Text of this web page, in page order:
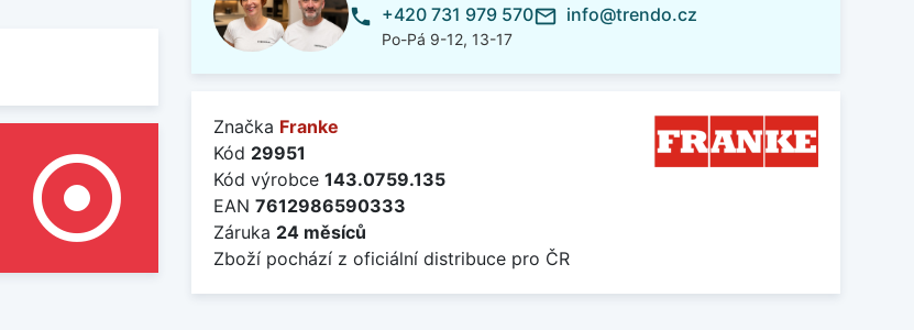
adjust
phone +420 731 979 570
Po-Pá 9-12, 13-17
mail_outline info@trendo.cz
Značka Franke
Kód 29951
Kód výrobce 143.0759.135
EAN 7612986590333
Záruka 24 měsíců
Zboží pochází z oficiální distribuce pro ČR